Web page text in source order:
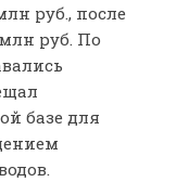
руб., после
руб. По
базе для